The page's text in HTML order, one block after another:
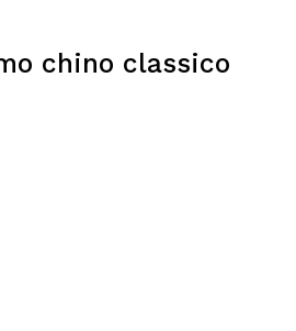
chino classico